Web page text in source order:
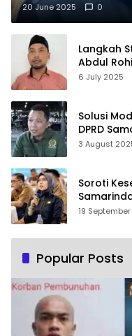
20 June 2025 0
Langkah
Abdul
Pusat
6 July 2025
Solusi
DPRD
PLTSA
3 August
Soroti
19
Popular Posts